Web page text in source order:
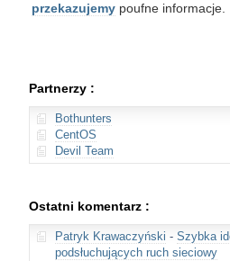
przekazujemy poufne informacje.
Partnerzy :
Bothunters
CentOS
Devil Team
Ostatni komentarz :
Patryk Krawaczyński - Szybka
podsłuchujących ruch sieciowy